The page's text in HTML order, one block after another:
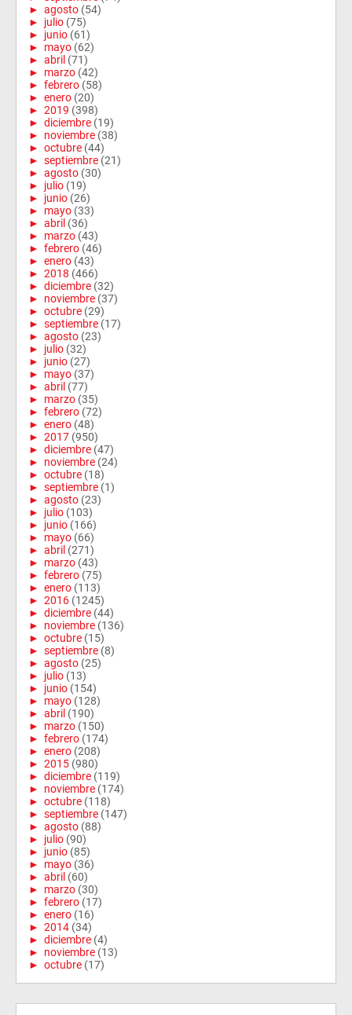
► agosto (54)
► julio (75)
► junio (61)
► mayo (62)
► abril (71)
► marzo (42)
► febrero (58)
► enero (20)
► 2019 (398)
► diciembre (19)
► noviembre (38)
► octubre (44)
► septiembre (21)
► agosto (30)
► julio (19)
► junio (26)
► mayo (33)
► abril (36)
► marzo (43)
► febrero (46)
► enero (43)
► 2018 (466)
► diciembre (32)
► noviembre (37)
► octubre (29)
► septiembre (17)
► agosto (23)
► julio (32)
► junio (27)
► mayo (37)
► abril (77)
► marzo (35)
► febrero (72)
► enero (48)
► 2017 (950)
► diciembre (47)
► noviembre (24)
► octubre (18)
► septiembre (1)
► agosto (23)
► julio (103)
► junio (166)
► mayo (66)
► abril (271)
► marzo (43)
► febrero (75)
► enero (113)
► 2016 (1245)
► diciembre (44)
► noviembre (136)
► octubre (15)
► septiembre (8)
► agosto (25)
► julio (13)
► junio (154)
► mayo (128)
► abril (190)
► marzo (150)
► febrero (174)
► enero (208)
► 2015 (980)
► diciembre (119)
► noviembre (174)
► octubre (118)
► septiembre (147)
► agosto (88)
► julio (90)
► junio (85)
► mayo (36)
► abril (60)
► marzo (30)
► febrero (17)
► enero (16)
► 2014 (34)
► diciembre (4)
► noviembre (13)
► octubre (17)